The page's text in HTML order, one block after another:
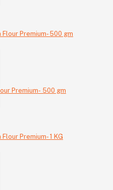
Premium- 500 gm